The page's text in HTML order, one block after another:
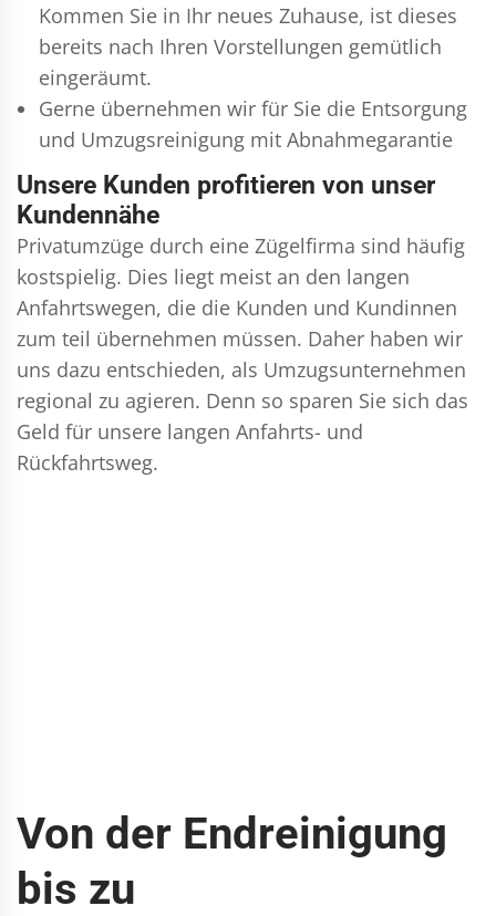
Kommen Sie in Ihr neues Zuhause, ist dieses
bereits nach Ihren Vorstellungen gemütlich
eingeräumt.
Gerne übernehmen wir für Sie die Entsorgung
und Umzugsreinigung mit Abnahmegarantie
Unsere Kunden profitieren von unser
Kundennähe
Privatumzüge durch eine Zügelfirma sind häufig
kostspielig. Dies liegt meist an den langen
Anfahrtswegen, die die Kunden und Kundinnen
zum teil übernehmen müssen. Daher haben wir
uns dazu entschieden, als Umzugsunternehmen
regional zu agieren. Denn so sparen Sie sich das
Geld für unsere langen Anfahrts- und
Rückfahrtsweg.
Von der Endreinigung
bis zu